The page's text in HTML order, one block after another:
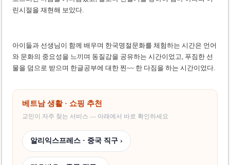
린시절을 재현해 보았다.
아이들과 선생님이 함께 배우며 한국명절문화를 체험하는 시간은 언어
와 문화의 중요성을 느끼며 동질감을 공유하는 시간이었고, 푸짐한 선
물을 덤으로 받으며 한글공부에 대한 찐~~ 한 다짐을 하는 시간이었다.
베트남 생활 · 쇼핑 추천
교민이 자주 찾는 서비스 — 아래에서 바로 확인하세요
알리익스프레스 · 중국 직구 ›